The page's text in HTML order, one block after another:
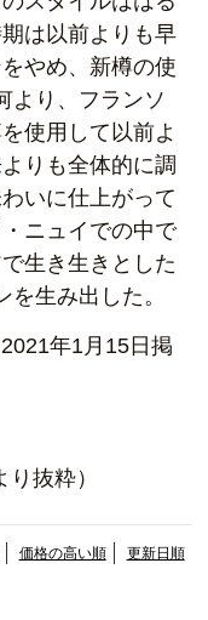
は以前よりも早
やめ、新樽の使
より、フランソ
使用して以前よ
りも全体的に調
いに仕上がって
ニュイでの中で
生き生きとした
生み出した。
年1月15日掲
り抜粋）
価格の高い順 更新日順